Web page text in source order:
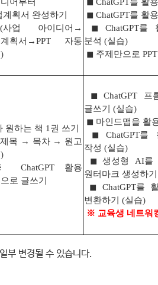
계획서 완성하기
사업 아이디어 →
획서 →PPT 자동
◼ ChatGPT를 활
◼ ChatGPT를
분석 (실습)
◼ 주제만으로
원하는 책 1 권 쓰기
목 → 목차 → 원고
)
ChatGPT 활용
로 글쓰기
◼ ChatGPT
프
글쓰기
(실습)
◼ 마인드맵을 활
◼ ChatGPT를
작성 (실습)
◼
생성형 AI를
원터마크 생성하기
◼ ChatGPT를
변환하기
(실습)
※ 교육생 네트워
부 변경될 수 있습니다.